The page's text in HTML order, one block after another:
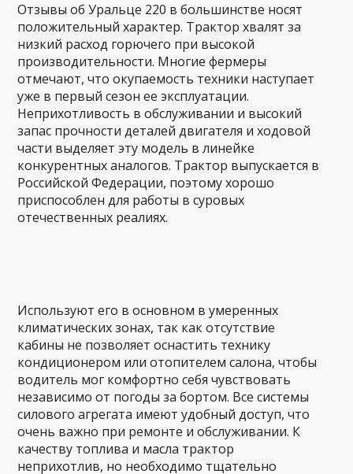
Отзывы об Уральце 220 в большинстве носят
положительный характер. Трактор хвалят за
низкий расход горючего при высокой
производительности. Многие фермеры
отмечают, что окупаемость техники наступает
уже в первый сезон ее эксплуатации.
Неприхотливость в обслуживании и высокий
запас прочности деталей двигателя и ходовой
части выделяет эту модель в линейке
конкурентных аналогов. Трактор выпускается в
Российской Федерации, поэтому хорошо
приспособлен для работы в суровых
отечественных реалиях.
Используют его в основном в умеренных
климатических зонах, так как отсутствие
кабины не позволяет оснастить технику
кондиционером или отопителем салона, чтобы
водитель мог комфортно себя чувствовать
независимо от погоды за бортом. Все системы
силового агрегата имеют удобный доступ, что
очень важно при ремонте и обслуживании. К
качеству топлива и масла трактор
неприхотлив, но необходимо тщательно